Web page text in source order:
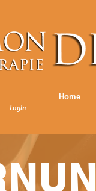
Login
Home